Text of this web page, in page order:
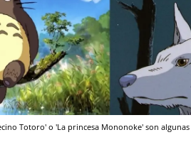
Totoro' o 'La princesa Mononoke' son